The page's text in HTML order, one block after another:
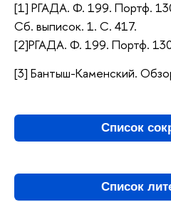
[1] РГАДА. Ф. 199. Портф.
Сб. выписок. 1. С. 417.
[2]РГАДА. Ф. 199. Портф.
[3] Бантыш-Каменский.
Список
Список